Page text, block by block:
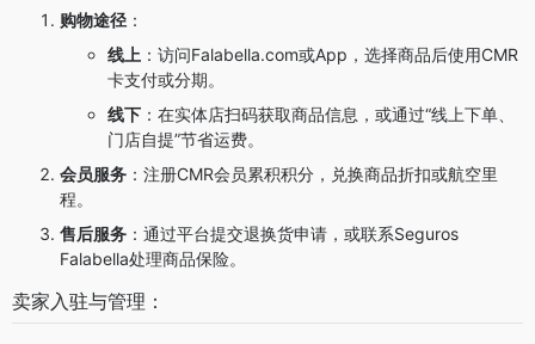
购物途径 ：
线上 ：访问Falabella.com或App，选择商品后使用CMR
卡支付或分期。
线下 ：在实体店扫码获取商品信息，或通过“线上下单、
门店自提”节省运费。
会员服务 ：注册CMR会员累积积分，兑换商品折扣或航空里
程。
售后服务 ：通过平台提交退换货申请，或联系Seguros
Falabella处理商品保险。
卖家入驻与管理：